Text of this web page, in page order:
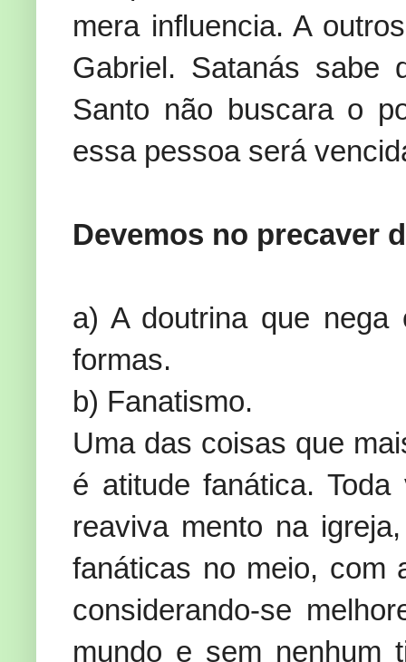
mera influencia. A
Gabriel. Satanás sabe
Santo não buscara o
essa pessoa será
Devemos no precaver
a) A doutrina que
formas.
b) Fanatismo.
Uma das coisas que
é atitude fanática.
reaviva mento na
fanáticas no meio, com
considerando-se
mundo e sem nenhum